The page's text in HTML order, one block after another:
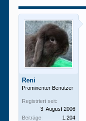
Reni
Prominenter Benutzer
Registriert seit:
3. August 2006
Beiträge:
1.204